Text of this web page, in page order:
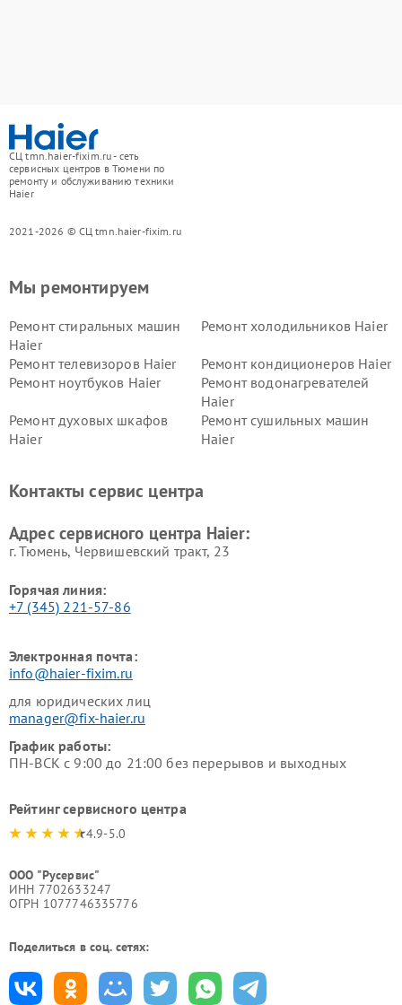
СЦ tmn.haier-fixim.ru - сеть
сервисных центров в Тюмени по
ремонту и обслуживанию техники
Haier
2021-2026 © СЦ tmn.haier-fixim.ru
Мы ремонтируем
Ремонт стиральных машин
Haier
Ремонт холодильников Haier
Ремонт телевизоров Haier
Ремонт кондиционеров Haier
Ремонт ноутбуков Haier
Ремонт водонагревателей
Haier
Ремонт духовых шкафов
Haier
Ремонт сушильных машин
Haier
Ремонт роботов-пылесосов
Ремонт посудомоечных
Контакты сервис центра
Адрес сервисного центра Haier:
г. Тюмень, ​Червишевский тракт, 23
Горячая линия:
+7 (345) 221-57-86
Электронная почта:
info@haier-fixim.ru
для юридических лиц
manager@fix-haier.ru
График работы:
ПН-ВСК с 9:00 до 21:00 без перерывов и выходных
Рейтинг сервисного центра
4.9-5.0
ООО "Русервис"
ИНН 7702633247
ОГРН 1077746335776
Поделиться в соц. сетях: